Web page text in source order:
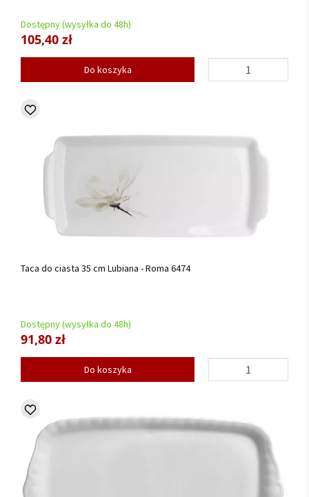
Dostępny (wysyłka do 48h)
105,40 zł
Do koszyka
Taca do ciasta 35 cm Lubiana - Roma 6474
Dostępny (wysyłka do 48h)
91,80 zł
Do koszyka